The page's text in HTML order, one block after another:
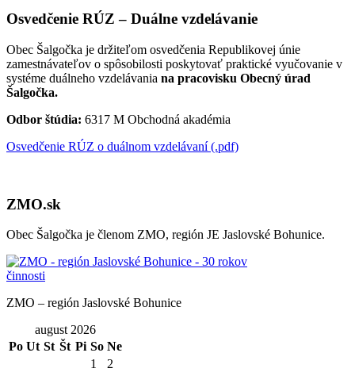
Osvedčenie RÚZ – Duálne vzdelávanie
Obec Šalgočka je držiteľom osvedčenia Republikovej únie
zamestnávateľov o spôsobilosti poskytovať praktické vyučovanie v
systéme duálneho vzdelávania na pracovisku Obecný úrad
Šalgočka.
Odbor štúdia: 6317 M Obchodná akadémia
Osvedčenie RÚZ o duálnom vzdelávaní (.pdf)
ZMO.sk
Obec Šalgočka je členom ZMO, región JE Jaslovské Bohunice.
ZMO – región Jaslovské Bohunice
august 2026
Po Ut St Št Pi So Ne
1
2